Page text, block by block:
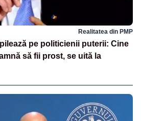
Realitatea din PMP
pe politicienii puterii: Cine
să fii prost, se uită la